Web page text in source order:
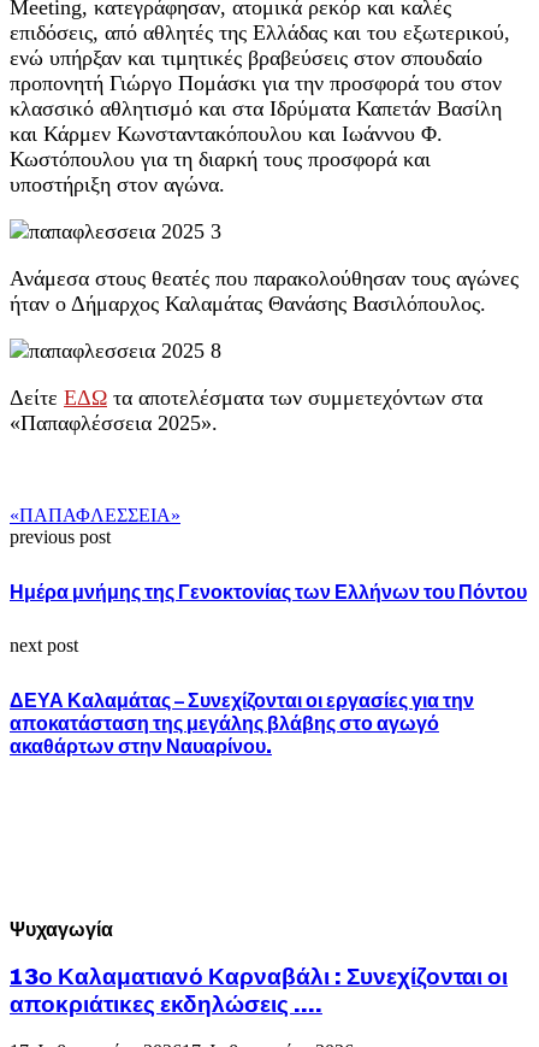
Meeting, κατεγράφησαν, ατομικά ρεκόρ και καλές
επιδόσεις, από αθλητές της Ελλάδας και του εξωτερικού,
ενώ υπήρξαν και τιμητικές βραβεύσεις στον σπουδαίο
προπονητή Γιώργο Πομάσκι για την προσφορά του στον
κλασσικό αθλητισμό και στα Ιδρύματα Καπετάν Βασίλη
και Κάρμεν Κωνσταντακόπουλου και Ιωάννου Φ.
Κωστόπουλου για τη διαρκή τους προσφορά και
υποστήριξη στον αγώνα.
Ανάμεσα στους θεατές που παρακολούθησαν τους αγώνες
ήταν ο Δήμαρχος Καλαμάτας Θανάσης Βασιλόπουλος.
Δείτε ΕΔΩ τα αποτελέσματα των συμμετεχόντων στα
«Παπαφλέσσεια 2025».
«ΠΑΠΑΦΛΕΣΣΕΙΑ»
previous post
Ημέρα μνήμης της Γενοκτονίας των Ελλήνων του Πόντου
next post
ΔΕΥΑ Καλαμάτας – Συνεχίζονται οι εργασίες για την
αποκατάσταση της μεγάλης βλάβης στο αγωγό
ακαθάρτων στην Ναυαρίνου.
Ψυχαγωγία
13ο Καλαματιανό Καρναβάλι : Συνεχίζονται οι
αποκριάτικες εκδηλώσεις ….